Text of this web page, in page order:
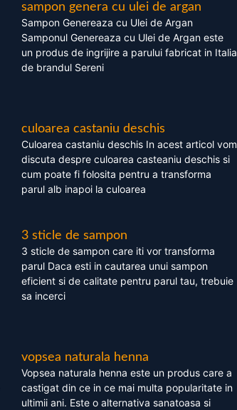
sampon genera cu ulei de argan
Sampon Genereaza cu Ulei de Argan
Samponul Genereaza cu Ulei de Argan este
un produs de ingrijire a parului fabricat in Italia
de brandul Sereni
culoarea castaniu deschis
Culoarea castaniu deschis In acest articol vom
discuta despre culoarea casteaniu deschis si
cum poate fi folosita pentru a transforma
parul alb inapoi la culoarea
3 sticle de sampon
3 sticle de sampon care iti vor transforma
parul Daca esti in cautarea unui sampon
eficient si de calitate pentru parul tau, trebuie
sa incerci
vopsea naturala henna
Vopsea naturala henna este un produs care a
castigat din ce in ce mai multa popularitate in
ultimii ani. Este o alternativa sanatoasa si